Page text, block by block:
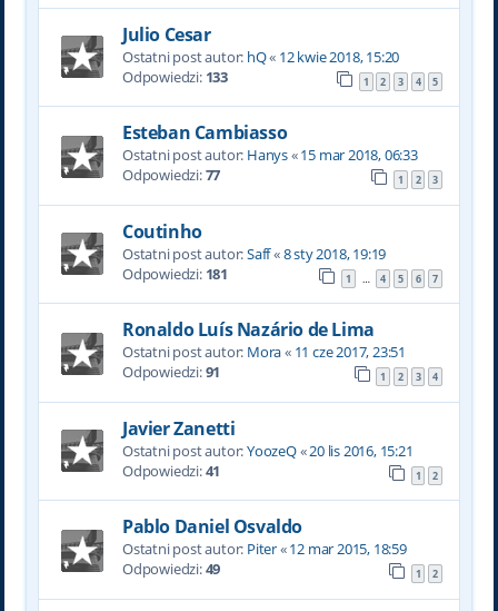
Julio Cesar
Ostatni post autor: hQ« 12 kwie 2018, 15:20
Odpowiedzi: 133 1 2 3 4 5
Esteban Cambiasso
Ostatni post autor: Hanys«15 mar 2018, 06:33
Odpowiedzi:77 1 2 3
Coutinho
Ostatni post autor:Saff«8 sty 2018, 19:19
Odpowiedzi: 181 1 … 4 5 6 7
Ronaldo Luís Nazário de Lima
Ostatni post autor: Mora« 11 cze 2017, 23:51
Odpowiedzi:91 1 2 3 4
Javier Zanetti
Ostatni post autor:YoozeQ«20 lis 2016, 15:21
Odpowiedzi:41 1 2
Pablo Daniel Osvaldo
Ostatni post autor: Piter«12 mar 2015, 18:59
Odpowiedzi:49 1 2